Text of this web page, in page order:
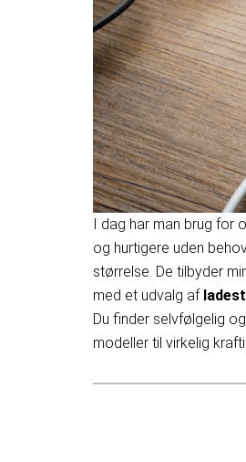
I dag har man brug for
og hurtigere uden
størrelse. De tilbyder
med et udvalg af
Du finder selvfølgelig
modeller til virkelig